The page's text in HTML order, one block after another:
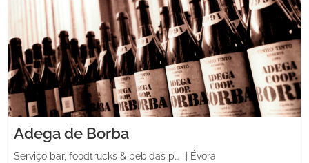
Adega de Borba
Serviço bar, foodtrucks & bebidas para casamento Évora